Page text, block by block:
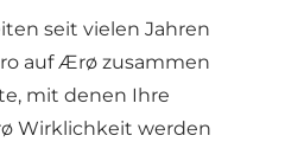
seit vielen Jahren
auf Ærø zusammen
mit denen Ihre
Wirklichkeit werden